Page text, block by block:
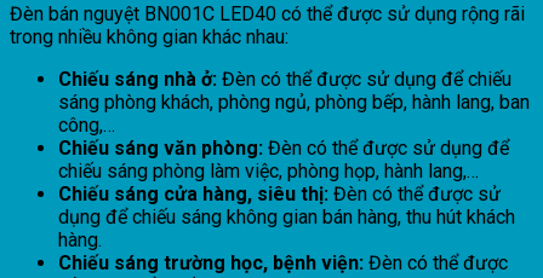
Đèn bán nguyệt BN001C LED40 có thể được sử dụng rộng rãi
trong nhiều không gian khác nhau:
Chiếu sáng nhà ở: Đèn có thể được sử dụng để chiếu
sáng phòng khách, phòng ngủ, phòng bếp, hành lang, ban
công,…
Chiếu sáng văn phòng: Đèn có thể được sử dụng để
chiếu sáng phòng làm việc, phòng họp, hành lang,…
Chiếu sáng cửa hàng, siêu thị: Đèn có thể được sử
dụng để chiếu sáng không gian bán hàng, thu hút khách
hàng.
Chiếu sáng trường học, bệnh viện: Đèn có thể được